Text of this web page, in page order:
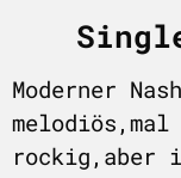
Moderner
rockig,aber